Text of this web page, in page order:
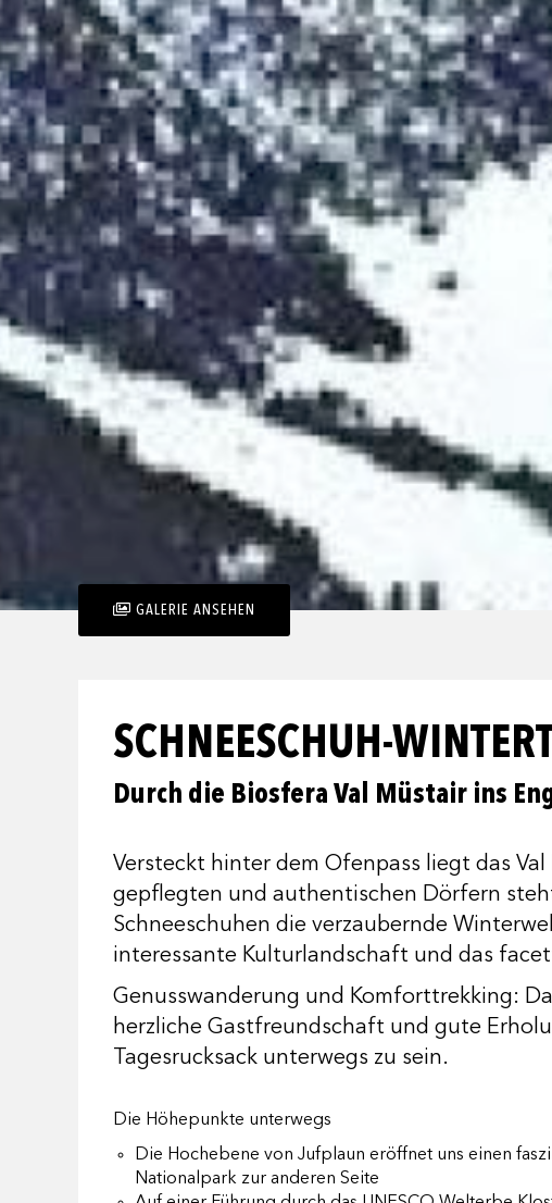
GALERIE ANSEHEN
SCHNEESCHUH-
Durch die Biosfera Val Müstair ins
Versteckt hinter dem Ofenpass liegt das
gepflegten und authentischen Dörfern
Schneeschuhen die verzaubernde
interessante Kulturlandschaft und das
Genusswanderung und Komforttrekking:
herzliche Gastfreundschaft und gute
Tagesrucksack unterwegs zu sein.
Die Höhepunkte unterwegs
Die Hochebene von Jufplaun eröffnet uns einen
Nationalpark zur anderen Seite